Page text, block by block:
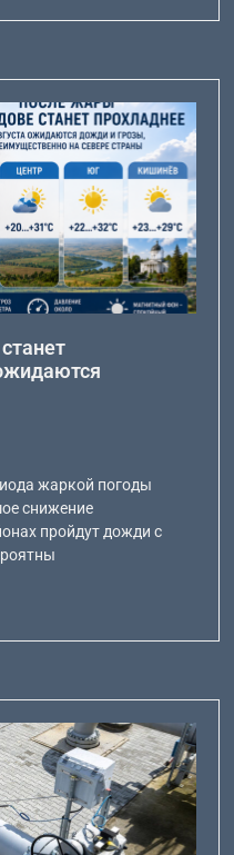
жаркой погоды
снижение
пройдут дожди с